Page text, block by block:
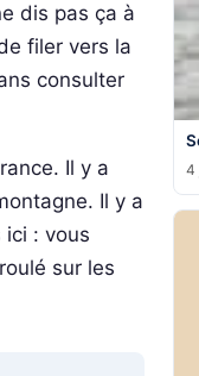
dis pas ça à
filer vers la
consulter
Il y a
Il y a
ici : vous
sur les
4